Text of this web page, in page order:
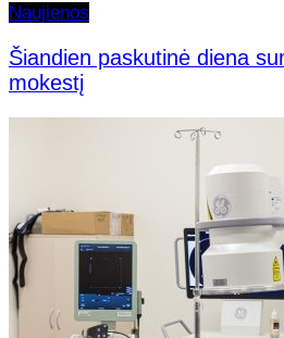
Naujienos
Šiandien paskutinė diena
mokestį